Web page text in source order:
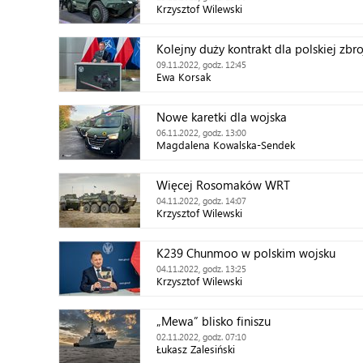
Krzysztof Wilewski
Kolejny duży kontrakt dla polskiej
09.11.2022, godz. 12:45
Ewa Korsak
Nowe karetki dla wojska
06.11.2022, godz. 13:00
Magdalena Kowalska-Sendek
Więcej Rosomaków WRT
04.11.2022, godz. 14:07
Krzysztof Wilewski
K239 Chunmoo w polskim wojsku
04.11.2022, godz. 13:25
Krzysztof Wilewski
„Mewa” blisko finiszu
02.11.2022, godz. 07:10
Łukasz Zalesiński